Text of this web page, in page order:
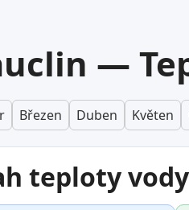
—
Březen Duben Květen
teploty vody